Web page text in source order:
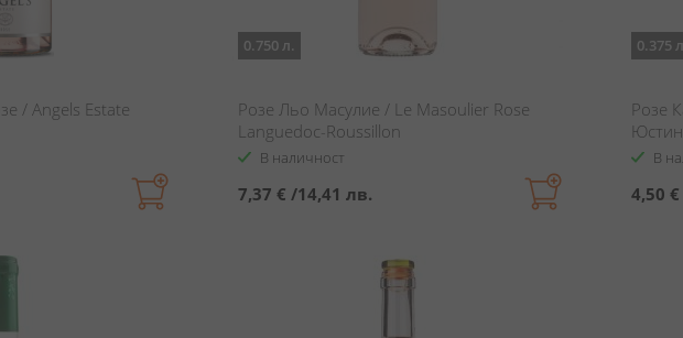
/ Angels Estate
0.750 л.
Розе Льо Масулие / Le Masoulier Rose
Languedoc-Roussillon
В наличност
7,37 € /14,41 лв.
0.375
Розе
В
4,50 €